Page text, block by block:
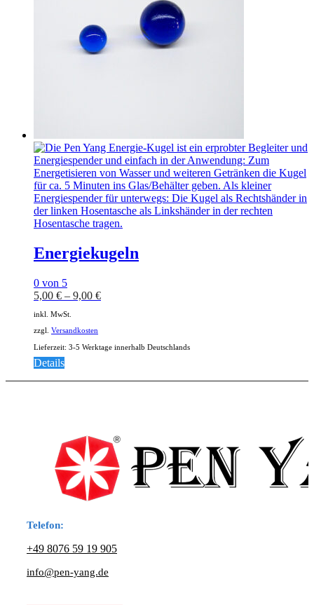
Energiekugeln
0 von 5
5,00 € – 9,00 €
inkl. MwSt.
zzgl. Versandkosten
Lieferzeit: 3-5 Werktage innerhalb Deutschlands
DetailsDieses
Die
Optionen
können
auf
der
Produktseite
Telefon:
+49 8076 59 19 905
info@pen-yang.de